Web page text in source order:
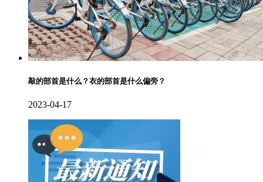
敲的部首是什么？衣的部首是什么偏旁？
2023-04-17